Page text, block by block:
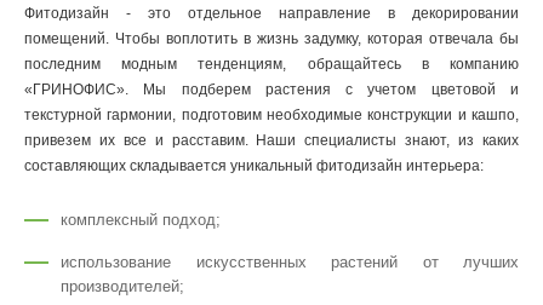
Фитодизайн - это отдельное направление в декорировании
помещений. Чтобы воплотить в жизнь задумку, которая отвечала бы
последним модным тенденциям, обращайтесь в компанию
«ГРИНОФИС». Мы подберем растения с учетом цветовой и
текстурной гармонии, подготовим необходимые конструкции и кашпо,
привезем их все и расставим. Наши специалисты знают, из каких
составляющих складывается уникальный фитодизайн интерьера:
комплексный подход;
использование искусственных растений от лучших
производителей;